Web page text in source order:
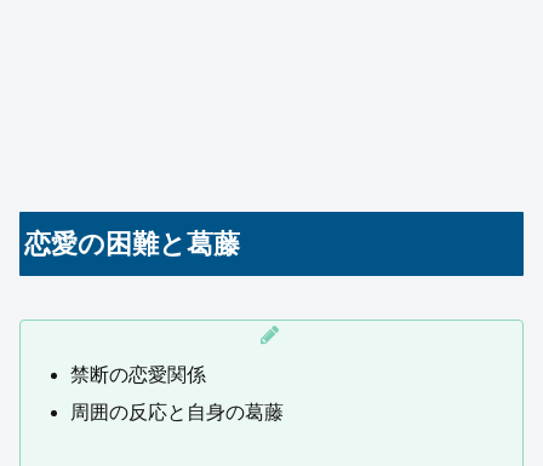
恋愛の困難と葛藤
禁断の恋愛関係
周囲の反応と自身の葛藤